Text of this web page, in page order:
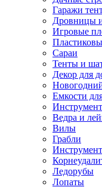
Гаражи
Дровницы
Игровые
Сараи
Тенты и
Декор для
Емкости
Ведра и
Вилы
Грабли
Ледорубы
Лопаты